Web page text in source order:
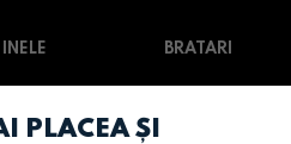
INELE BRATARI
PLACEA ȘI